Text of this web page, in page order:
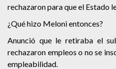
rechazaron para que el Estado
¿Qué hizo Meloni entonces?
Anunció que le retiraba el
rechazaron empleos o no se
empleabilidad.